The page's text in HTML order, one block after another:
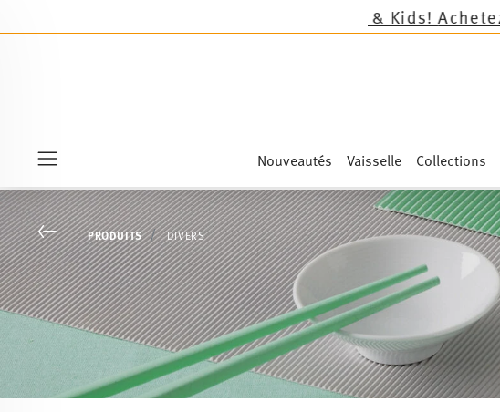
Achetez maintenant !
Nouveautés Vaisselle Collections
Go backPRODUITS DIVERS